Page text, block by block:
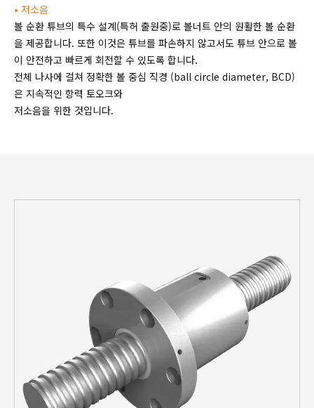
• 저소음
볼 순환 튜브의 특수 설계(특허 출원중)로 볼너트 안의 원활한 볼 순환
을 제공합니다. 또한 이것은 튜브를 파손하지 않고서도 튜브 안으로 볼
이 안전하고 빠르게 회전할 수 있도록 합니다.
전체 나사에 걸쳐 정확한 볼 중심 직경 (ball circle diameter, BCD)
은 지속적인 항력 토오크와
저소음을 위한 것입니다.